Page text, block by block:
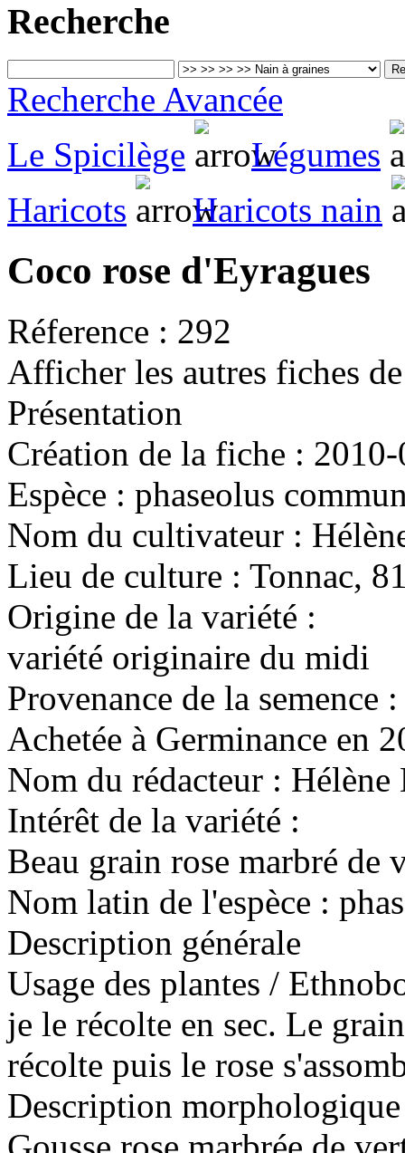
Recherche
Recherche Avancée
Le Spicilège
Légumes
Haricots
Haricots nain
Coco rose d'Eyragues
Réference : 292
Afficher les autres fiches
Présentation
Création de la fiche :
Espèce : phaseolus
Nom du cultivateur :
Lieu de culture : Tonnac,
Origine de la variété :
variété originaire du midi
Provenance de la semence :
Achetée à Germinance en
Nom du rédacteur : Hélène
Intérêt de la variété :
Beau grain rose marbré de
Nom latin de l'espèce :
Description générale
Usage des plantes /
je le récolte en sec. Le
récolte puis le rose
Description